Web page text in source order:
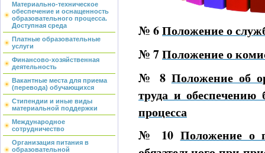
Материально-техническое
обеспечение и оснащенность
образовательного процесса.
Доступная среда
Платные образовательные
услуги
Финансово-хозяйственная
деятельность
Вакантные места для приема
(перевода) обучающихся
Стипендии и иные виды
материальной поддержки
Международное
сотрудничество
Организация питания в
образовательной
№ 6Положение о
№ 7Положение о
№ 8 Положение об
труда и обеспечению
процесса
№ 10 Положение о